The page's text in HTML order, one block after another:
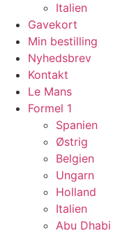
Italien
Gavekort
Min bestilling
Nyhedsbrev
Kontakt
Le Mans
Formel 1
Spanien
Østrig
Belgien
Ungarn
Holland
Italien
Abu Dhabi